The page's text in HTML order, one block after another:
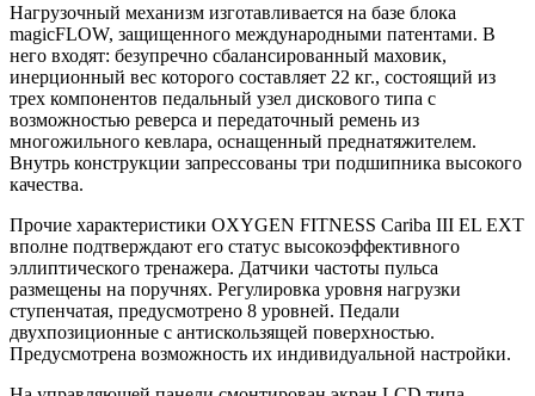
Нагрузочный механизм изготавливается на базе блока
magicFLOW, защищенного международными патентами. В
него входят: безупречно сбалансированный маховик,
инерционный вес которого составляет 22 кг., состоящий из
трех компонентов педальный узел дискового типа с
возможностью реверса и передаточный ремень из
многожильного кевлара, оснащенный преднатяжителем.
Внутрь конструкции запрессованы три подшипника высокого
качества.
Прочие характеристики OXYGEN FITNESS Cariba III EL EXT
вполне подтверждают его статус высокоэффективного
эллиптического тренажера. Датчики частоты пульса
размещены на поручнях. Регулировка уровня нагрузки
ступенчатая, предусмотрено 8 уровней. Педали
двухпозиционные с антискользящей поверхностью.
Предусмотрена возможность их индивидуальной настройки.